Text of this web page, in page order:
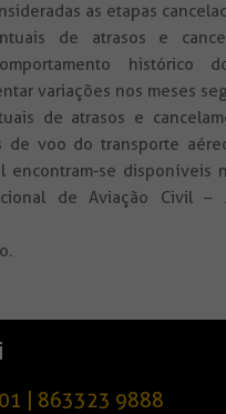
as etapas
de atrasos e
histórico
variações nos meses
de atrasos e
de voo do transporte
encontram-se disponíveis
de Aviação Civil –
863323 9888